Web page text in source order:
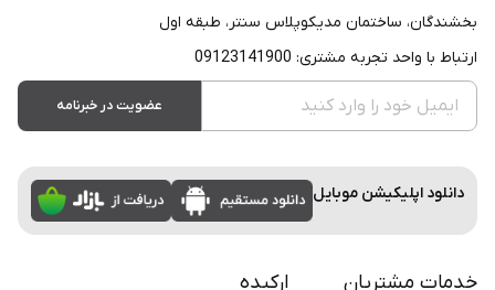
بخشندگان، ساختمان مدیکوپلاس سنتر، طبقه اول
ارتباط با واحد تجربه مشتری: 09123141900
عضویت در خبرنامه
دانلود اپلیکیشن موبایل
خدمات مشتریان ارکیده